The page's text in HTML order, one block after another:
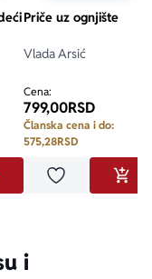
U KORPU
Priče uz ognjište
Vlada Arsić
Cena:
799,00RSD
Članska cena i do:
575,28RSD
Dodaj u
i